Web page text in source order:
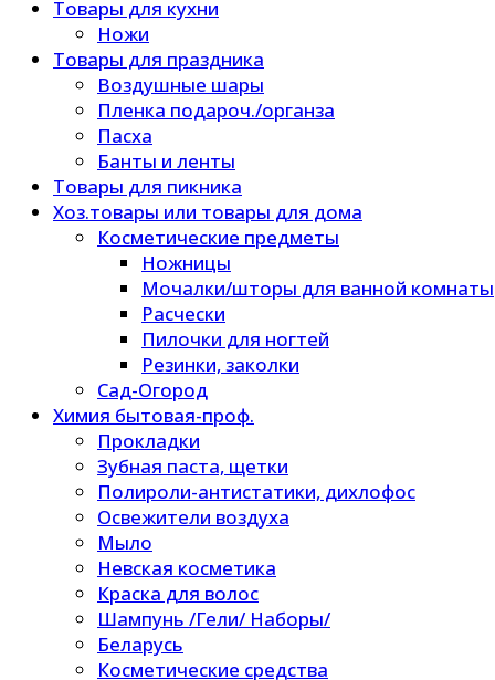
Товары для кухни
Ножи
Товары для праздника
Воздушные шары
Пленка подароч./органза
Пасха
Банты и ленты
Товары для пикника
Хоз.товары или товары для дома
Косметические предметы
Ножницы
Мочалки/шторы для ванной комнаты
Расчески
Пилочки для ногтей
Резинки, заколки
Сад-Огород
Химия бытовая-проф.
Прокладки
Зубная паста, щетки
Полироли-антистатики, дихлофос
Освежители воздуха
Мыло
Невская косметика
Краска для волос
Шампунь /Гели/ Наборы/
Беларусь
Косметические средства